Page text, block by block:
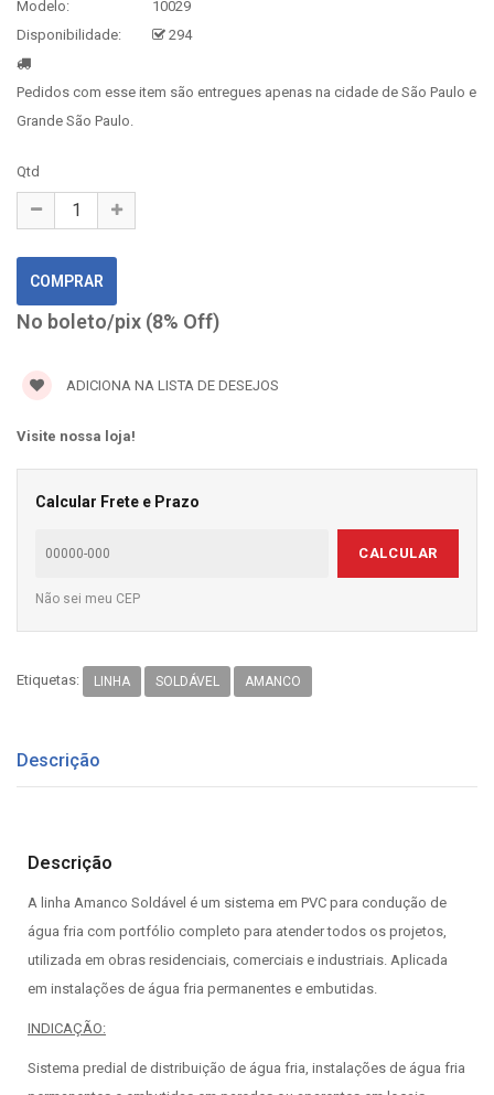
Modelo:
10029
Disponibilidade:
294
Pedidos com esse item são entregues apenas na cidade de São Paulo e
Grande São Paulo.
Qtd
No boleto/pix (8% Off)
ADICIONA NA LISTA DE DESEJOS
Visite nossa loja!
Calcular Frete e Prazo
CALCULAR
Não sei meu CEP
Etiquetas: LINHA SOLDÁVEL AMANCO
Descrição
Descrição
A linha Amanco Soldável é um sistema em PVC para condução de
água fria com portfólio completo para atender todos os projetos,
utilizada em obras residenciais, comerciais e industriais. Aplicada
em instalações de água fria permanentes e embutidas.
INDICAÇÃO:
Sistema predial de distribuição de água fria, instalações de água fria